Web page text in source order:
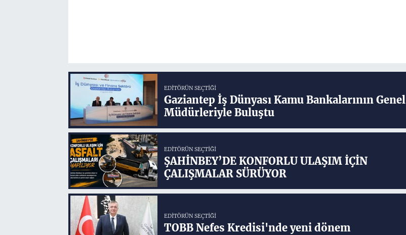
EDITÖRÜN SEÇTIĞI
Gaziantep İş Dünyası Kamu Bankalarının Genel
Müdürleriyle Buluştu
EDITÖRÜN SEÇTIĞI
ŞAHİNBEY’DE KONFORLU ULAŞIM İÇİN
ÇALIŞMALAR SÜRÜYOR
EDITÖRÜN SEÇTIĞI
TOBB Nefes Kredisi'nde yeni dönem